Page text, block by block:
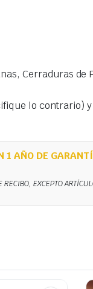
Cerraduras
lo contrario)
1 AÑO DE
EXCEPTO